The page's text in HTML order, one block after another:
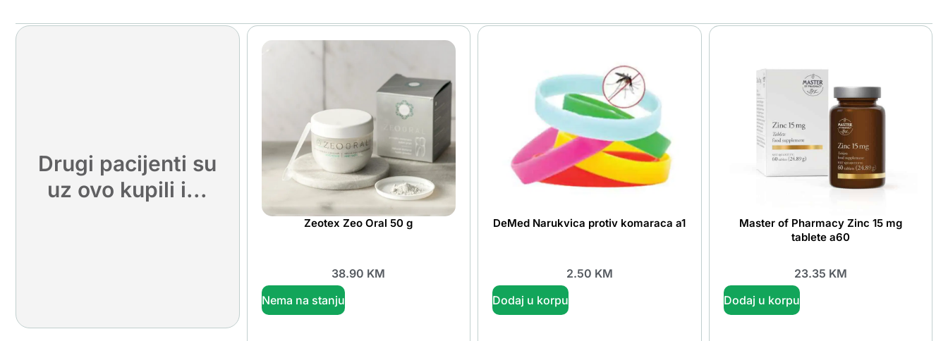
Drugi pacijenti su
uz ovo kupili i...
Zeotex Zeo Oral 50 g
38.90 KM
Nema na stanju
DeMed Narukvica protiv komaraca a1
2.50 KM
Dodaj u korpu
Master of Pharmacy Zinc 15 mg
tablete a60
23.35 KM
Dodaj u korpu